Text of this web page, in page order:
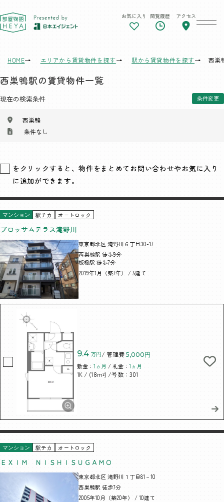
東京 部屋物語 お気に入り 閲覧履歴 アクセス
HOME エリアから賃貸物件を探す 駅から賃貸物件を探す 西巣
西巣鴨駅の賃貸物件一覧
現在の検索条件 条件変更
西巣鴨
条件なし
をクリックすると、物件をまとめてお問い合わせやお気に入り
に追加ができます。
マンション 駅チカ オートロック
ブロッサムテラス滝野川
東京都北区 滝野川６丁目30-17
西巣鴨駅 徒歩9分
板橋駅 徒歩7分
2019年1月（築7年） / 5建て
9.4 万円/ 管理費 5,000円
敷金：1ヵ月 / 礼金：1ヵ月
1K / (18m²) /号数：301
マンション 駅チカ オートロック
ＥＸＩＭ ＮＩＳＨＩＳＵＧＡＭＯ
東京都北区 滝野川１丁目81－10
西巣鴨駅 徒歩7分
2005年10月（築20年） / 10建て